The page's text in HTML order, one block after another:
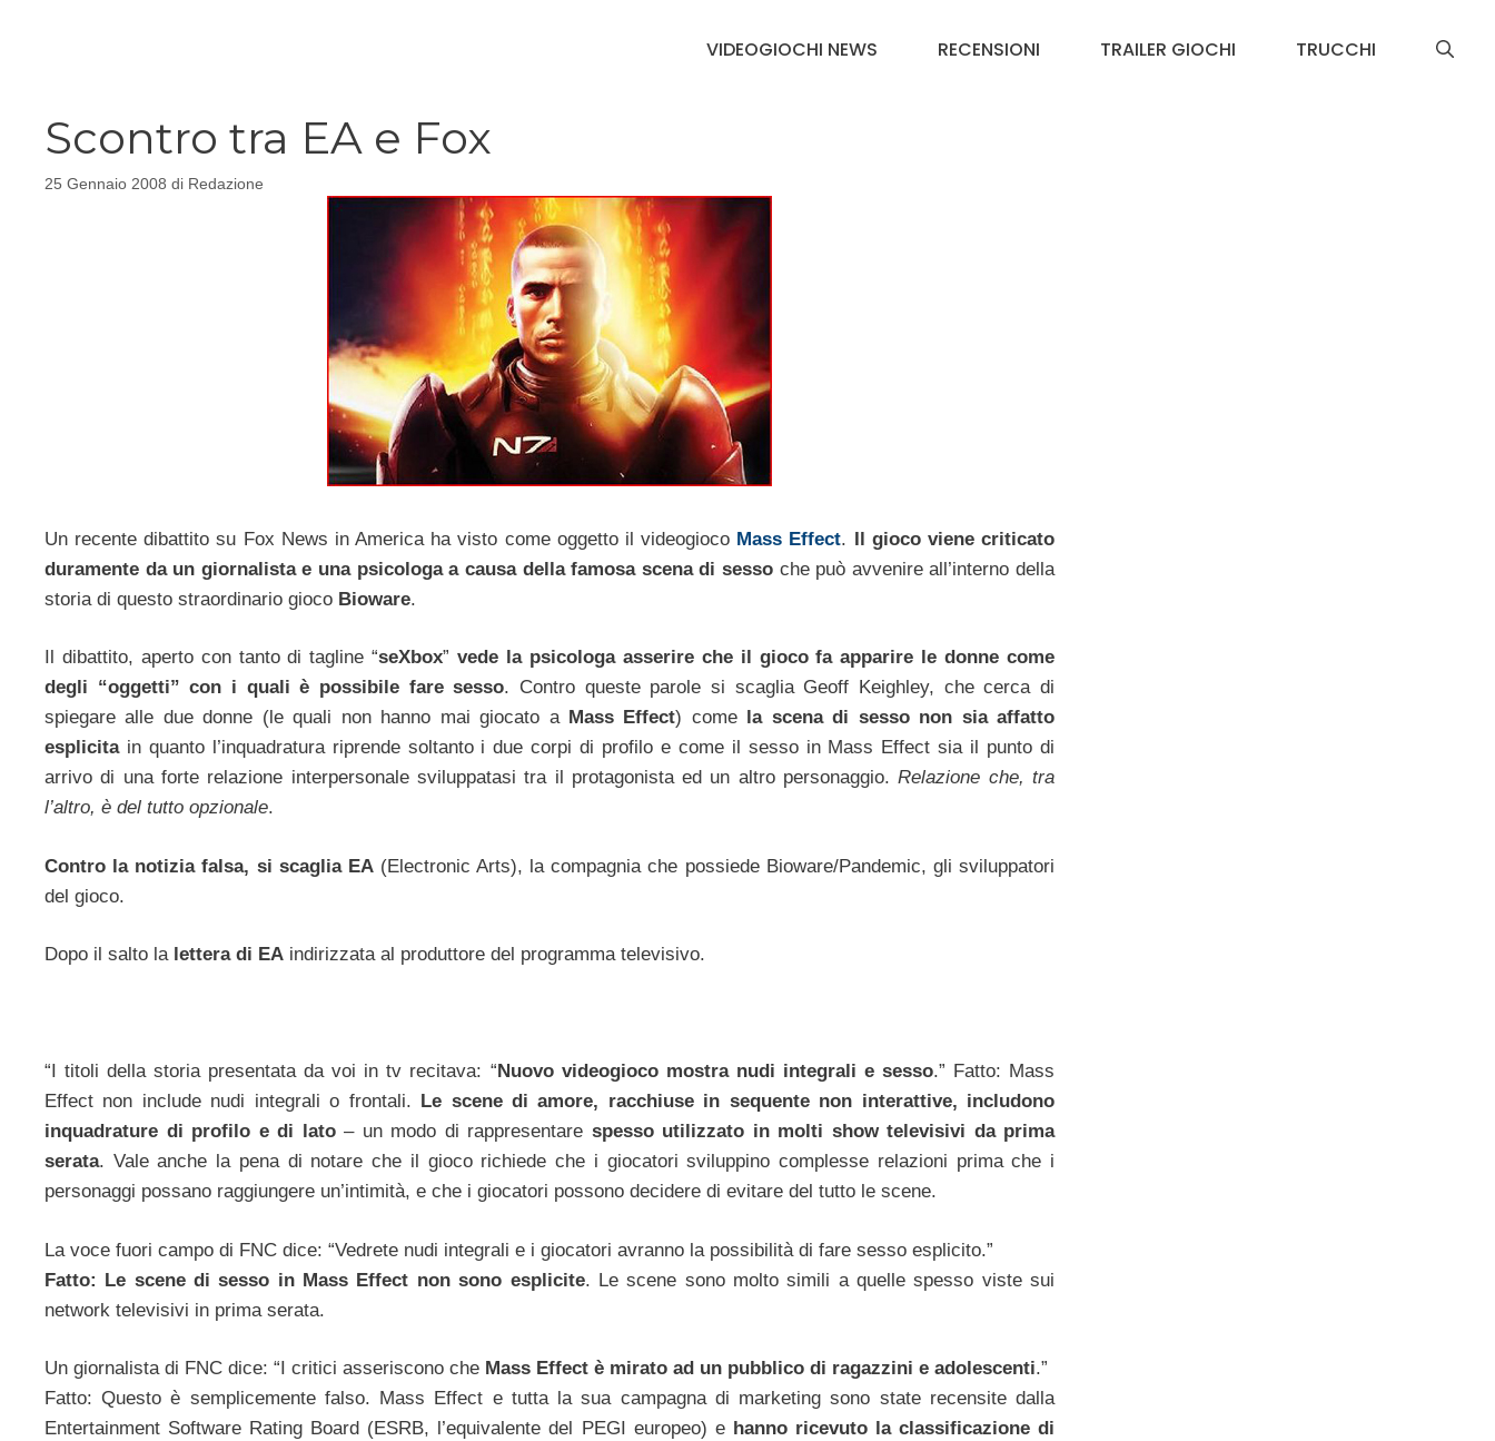
VIDEOGIOCHI NEWS RECENSIONI TRAILER GIOCHI TRUCCHI
Scontro tra EA e Fox
25 Gennaio 2008 di Redazione
Un recente dibattito su Fox News in America ha visto come oggetto il videogioco Mass Effect. Il gioco viene criticato
duramente da un giornalista e una psicologa a causa della famosa scena di sessoche può avvenire all’interno della
storia di questo straordinario gioco Bioware.
Il dibattito, aperto con tanto di tagline “seXbox”vede la psicologa asserire che il gioco fa apparire le donne come
degli “oggetti” con i quali è possibile fare sesso. Contro queste parole si scaglia Geoff Keighley, che cerca di
spiegare alle due donne (le quali non hanno mai giocato a Mass Effect) come
la scena di sesso non sia affatto
esplicitain quanto l’inquadratura riprende soltanto i due corpi di profilo e come il sesso in Mass Effect sia il punto di
arrivo di una forte relazione interpersonale sviluppatasi tra il protagonista ed un altro personaggio.Relazione che, tra
l’altro, è del tutto opzionale.
Contro la notizia falsa, si scaglia EA(Electronic Arts), la compagnia che possiede Bioware/Pandemic, gli sviluppatori
del gioco.
Dopo il salto la lettera di EA indirizzata al produttore del programma televisivo.
“I titoli della storia presentata da voi in tv recitava: “ Nuovo videogioco mostra nudi integrali e sesso.” Fatto: Mass
Effect non include nudi integrali o frontali.
Le scene di amore, racchiuse in sequente non interattive, includono
inquadrature di profilo e di lato– un modo di rappresentare spesso utilizzato in molti show televisivi da prima
serata. Vale anche la pena di notare che il gioco richiede che i giocatori sviluppino complesse relazioni prima che i
personaggi possano raggiungere un’intimità, e che i giocatori possono decidere di evitare del tutto le scene.
La voce fuori campo di FNC dice: “Vedrete nudi integrali e i giocatori avranno la possibilità di fare sesso esplicito.”
Fatto: Le scene di sesso in Mass Effect non sono esplicite. Le scene sono molto simili a quelle spesso viste sui
network televisivi in prima serata.
Un giornalista di FNC dice: “I critici asseriscono che Mass Effect è mirato ad un pubblico di ragazzini e adolescenti.”
Fatto: Questo è semplicemente falso. Mass Effect e tutta la sua campagna di marketing sono state recensite dalla
Entertainment Software Rating Board (ESRB, l’equivalente del PEGI europeo) e hanno ricevuto la classificazione di